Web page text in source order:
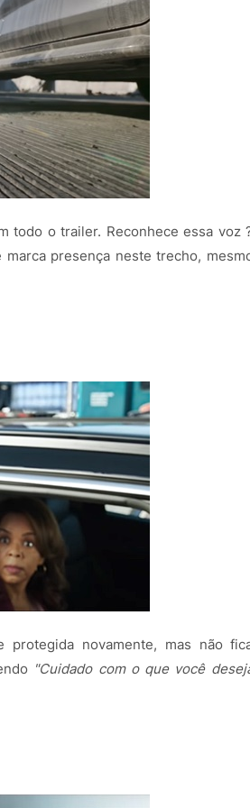
todo o trailer. Reconhece essa voz
presença neste trecho,
novamente, mas não
"Cuidado com o que você